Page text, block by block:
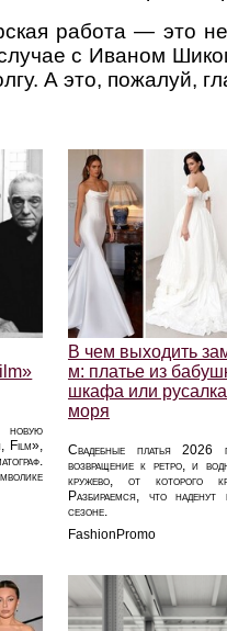
работа — это
с Иваном
А это, пожалуй,
Film»,
В чем выходить
м: платье из
шкафа или
моря
Свадебные платья
возвращение к ретро, и
кружево, от которого
Разбираемся, что
сезоне.
FashionPromo